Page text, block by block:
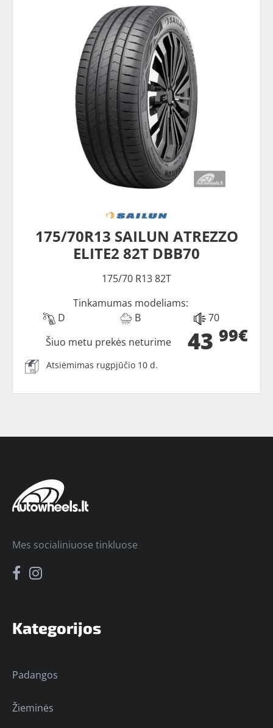
175/70R13 SAILUN ATREZZO
ELITE2 82T DBB70
175/70 R13 82T
Tinkamumas modeliams:
D
B 70
43 99€
Šiuo metu prekės neturime
Atsiėmimas rugpjūčio 10 d.
Kategorijos
Padangos
Žieminės
Mes socialiniuose tinkluose